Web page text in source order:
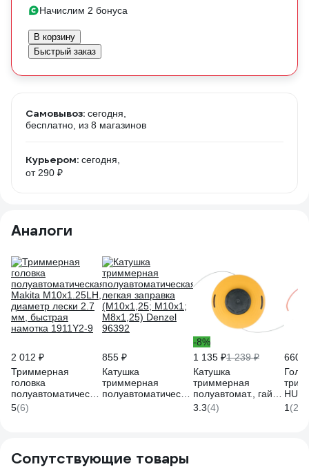
Начислим 2 бонуса
В корзину
Быстрый заказ
Самовывоз: сегодня,
бесплатно , из 8 магазинов
Курьером: сегодня,
от 290 ₽
Аналоги
2 012 ₽
Триммерная
головка
полуавтоматическая
Makita M10x1.25LH,
диаметр лески 2.7
5(6)
855 ₽
Катушка
триммерная
полуавтоматическая
-8%
1 135 ₽1 239 ₽
Катушка
триммерная
полуавтомат., гайка
M10x1.25L; гайка
M12x1.5L; гайка
3.3(4)
660 ₽
1 (2)
Сопутствующие товары